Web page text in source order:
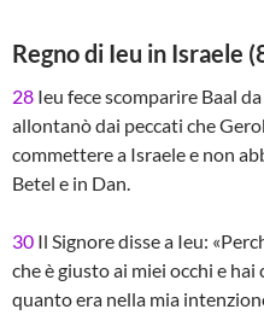
Regno di Ieu in Israele
28 Ieu fece scomparire Baal
allontanò dai peccati che
commettere a Israele e non
Betel e in Dan.
30 Il Signore disse a Ieu:
che è giusto ai miei occhi e
quanto era nella mia